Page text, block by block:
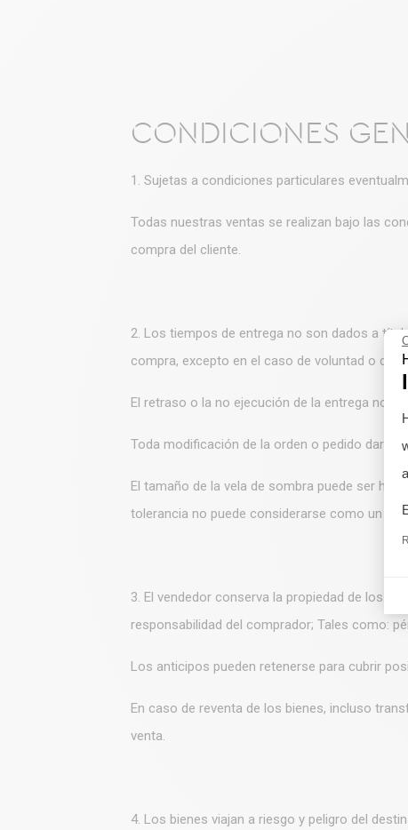
CONDICIONES
1. Sujetas a condiciones particulares
Todas nuestras ventas se realizan bajo las
compra del cliente.
2. Los tiempos de entrega no son dados a
compra, excepto en el caso de voluntad o de
El retraso o la no ejecución de la entrega no
Toda modificación de la orden o pedido dará
El tamaño de la vela de sombra puede ser
tolerancia no puede considerarse como un
3. El vendedor conserva la propiedad de los
responsabilidad del comprador; Tales como:
Los anticipos pueden retenerse para cubrir
En caso de reventa de los bienes, incluso
venta.
4. Los bienes viajan a riesgo y peligro del